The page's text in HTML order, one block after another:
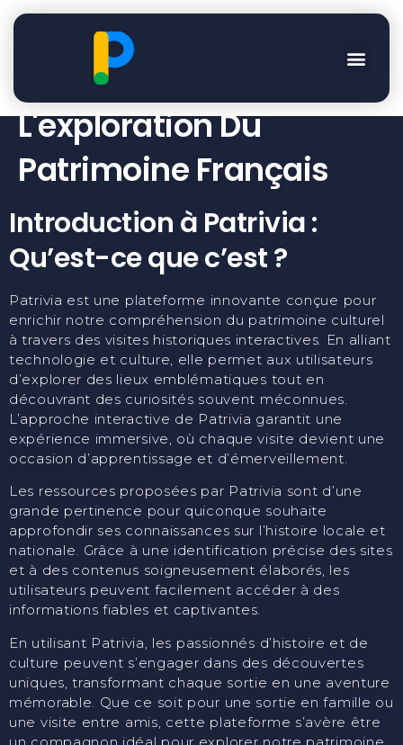
Découvrez Patrivia : La
Plateforme Dédiée À
L'exploration Du
Patrimoine Français
Introduction à Patrivia :
Qu’est-ce que c’est ?
Patrivia est une plateforme innovante conçue pour
enrichir notre compréhension du patrimoine culturel
à travers des visites historiques interactives. En alliant
technologie et culture, elle permet aux utilisateurs
d’explorer des lieux emblématiques tout en
découvrant des curiosités souvent méconnues.
L’approche interactive de Patrivia garantit une
expérience immersive, où chaque visite devient une
occasion d’apprentissage et d’émerveillement.
Les ressources proposées par Patrivia sont d’une
grande pertinence pour quiconque souhaite
approfondir ses connaissances sur l’histoire locale et
nationale. Grâce à une identification précise des sites
et à des contenus soigneusement élaborés, les
utilisateurs peuvent facilement accéder à des
informations fiables et captivantes.
En utilisant Patrivia, les passionnés d’histoire et de
culture peuvent s’engager dans des découvertes
uniques, transformant chaque sortie en une aventure
mémorable. Que ce soit pour une sortie en famille ou
une visite entre amis, cette plateforme s’avère être